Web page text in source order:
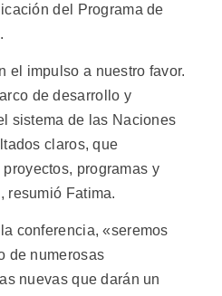
del Programa de
el impulso a nuestro favor.
de desarrollo y
sistema de las Naciones
claros, que
programas y
resumió Fatima.
conferencia, «seremos
de numerosas
nuevas que darán un